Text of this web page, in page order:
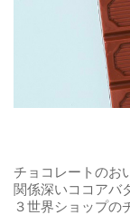
チョコレートのお
関係深いココアバ
３世界ショップの